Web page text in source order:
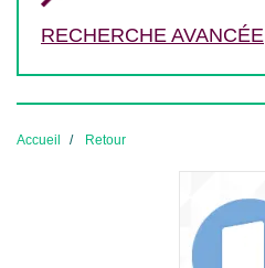
RECHERCHE AVANCÉE
Accueil Retour